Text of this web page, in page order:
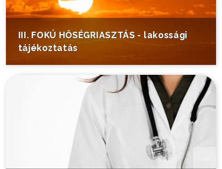
III. FOKÚ HŐSÉGRIASZTÁS - lakossági
tájékoztatás